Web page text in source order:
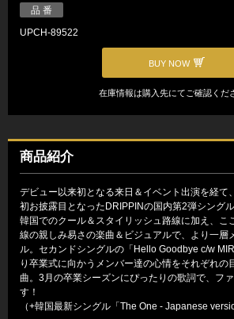
品 番
UPCH-89522
BUY NOW
在庫情報は購入先にてご確認くだ
商品紹介
デビュー以来初となる来日＆イベント出演を経て
初お披露目となったDRIPPINの国内第2弾シングル
韓国でのクール＆スタイリッシュ路線に加え、こ
線の親しみ易さの楽曲＆ビジュアルで、より一層
ル。セカンドシングルの「Hello Goodbye c/w
り卒業式に向かうメンバー達の心情をそれぞれの
曲。3月の卒業シーズンにぴったりの歌詞で、フ
す！
（+韓国最新シングル「The One - Japanese